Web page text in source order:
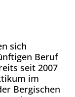
sich
Beruf
seit 2007
im
Bergischen